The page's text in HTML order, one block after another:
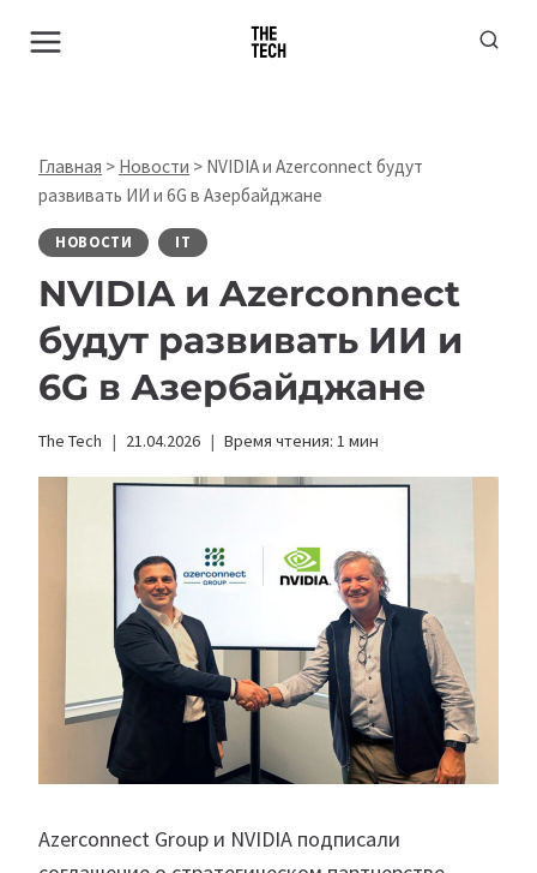
Главная > Новости > NVIDIA и Azerconnect будут
развивать ИИ и 6G в Азербайджане
НОВОСТИ IT
NVIDIA и Azerconnect
будут развивать ИИ и
6G в Азербайджане
The Tech 21.04.2026 Время чтения: 1 мин
Azerconnect Group и NVIDIA подписали